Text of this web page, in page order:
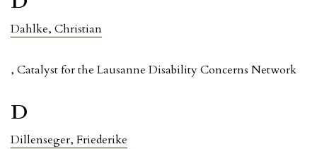
Dahlke, Christian
, Catalyst for the Lausanne Disability Concerns Network
D
Dillenseger, Friederike